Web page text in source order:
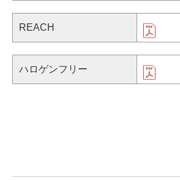
REACH
ハロゲンフリー